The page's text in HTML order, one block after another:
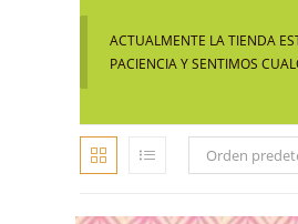
ACTUALMENTE LA TIENDA
PACIENCIA Y SENTIMOS
Orden